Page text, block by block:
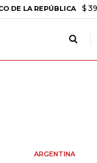
REPÚBLICA $ 399.745,16
ARGENTINA